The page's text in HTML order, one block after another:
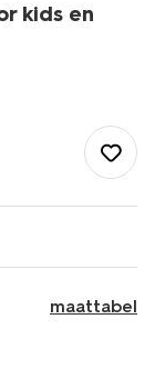
kids en
maattabel